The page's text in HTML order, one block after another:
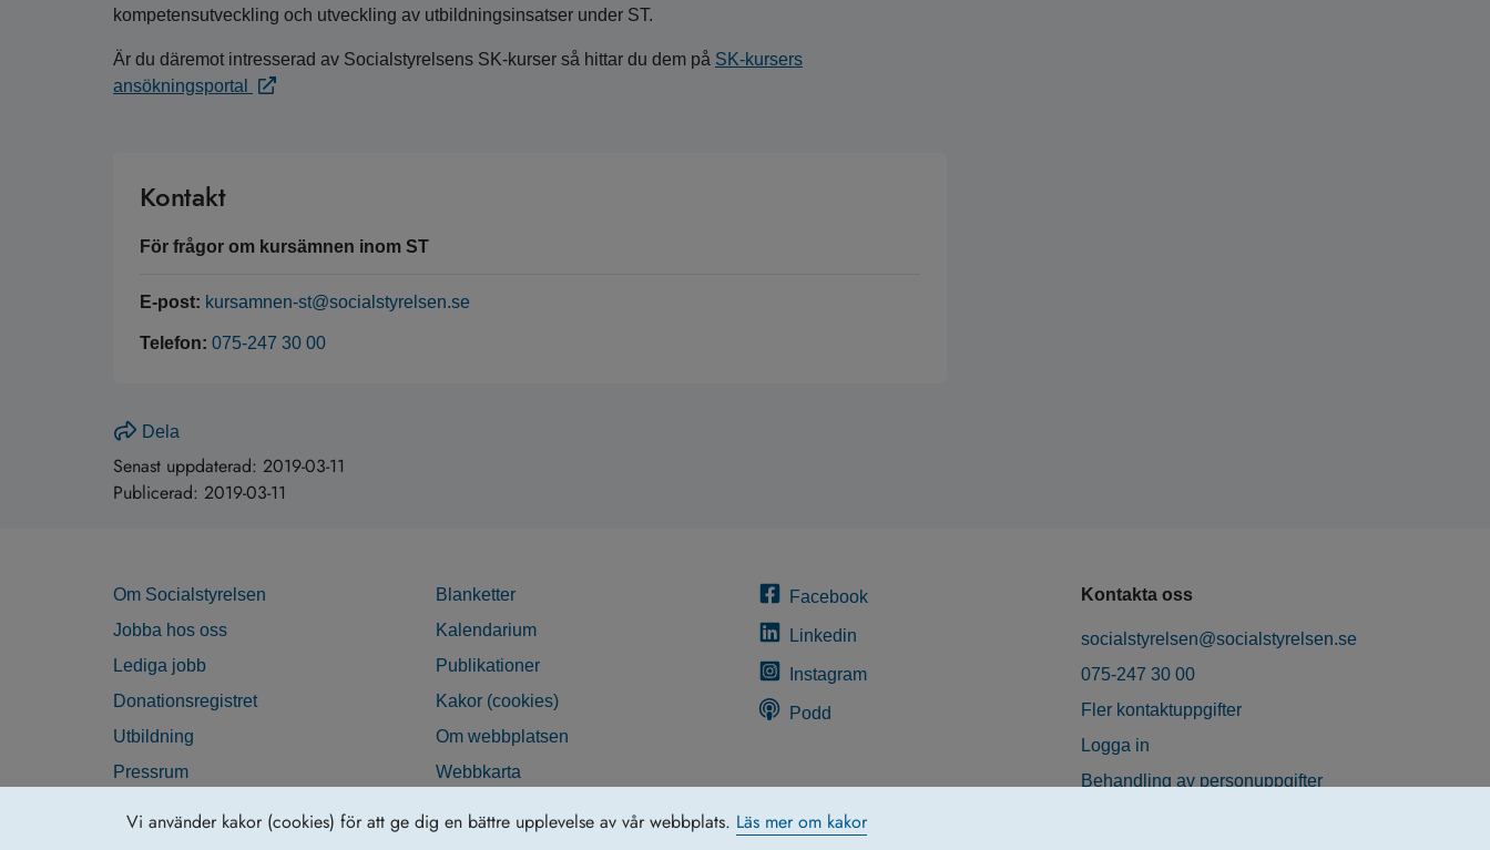
Vi använder kakor (cookies) för att ge dig en bättre upplevelse av vår webbplats. Läs mer om kakor
kompetensutveckling och utveckling av utbildningsinsatser under ST.
Är du däremot intresserad av Socialstyrelsens SK-kurser så hittar du dem på SK-kursers
ansökningsportal
Kontakt
För frågor om kursämnen inom ST
E-post: kursamnen-st@socialstyrelsen.se
Telefon: 075-247 30 00
Dela
Senast uppdaterad: 2019-03-11
Publicerad: 2019-03-11
Om Socialstyrelsen
Jobba hos oss
Lediga jobb
Donationsregistret
Utbildning
Pressrum
Blanketter
Kalendarium
Publikationer
Kakor (cookies)
Om webbplatsen
Webbkarta
Facebook
Linkedin
Instagram
Podd
Kontakta oss
socialstyrelsen@socialstyrelsen.se
075-247 30 00
Fler kontaktuppgifter
Logga in
Behandling av personuppgifter